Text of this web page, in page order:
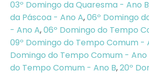
03º Domingo da Quaresma - Ano B
da Páscoa - Ano A,06º Domingo
- Ano A,06º Domingo do Tempo
09º Domingo do Tempo Comum -
Domingo do Tempo Comum - Ano
do Tempo Comum - Ano B,20º